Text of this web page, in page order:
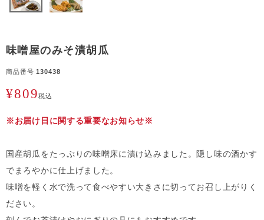
味噌屋のみそ漬胡瓜
商品番号 130438
¥809税込
※お届け日に関する重要なお知らせ※
国産胡瓜をたっぷりの味噌床に漬け込みました。隠し味の酒かす
でまろやかに仕上げました。
味噌を軽く水で洗って食べやすい大きさに切ってお召し上がりく
ださい。